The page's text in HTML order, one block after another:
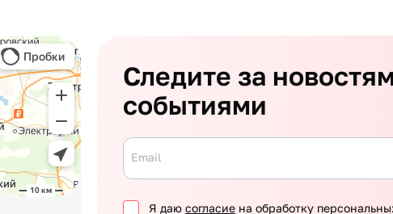
Следите за
событиями
Email
Я даю согласие на обработку